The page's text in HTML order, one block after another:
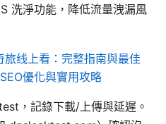
洗淨功能，降低流量洩漏風
旅线上看：完整指南與最佳
優化與實用攻略
，記錄下載/上傳與延遲。